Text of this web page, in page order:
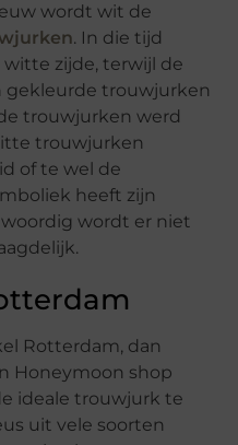
wordt wit de
. In die tijd
zijde, terwijl de
gekleurde trouwjurken
trouwjurken werd
trouwjurken
of te wel de
heeft zijn
wordt er niet
Rotterdam, dan
Honeymoon shop
ideale trouwjurk te
uit vele soorten